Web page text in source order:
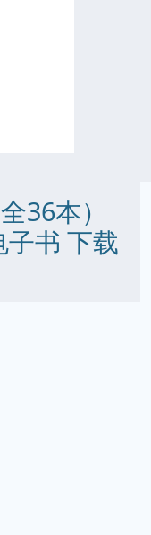
36本）
书 下载